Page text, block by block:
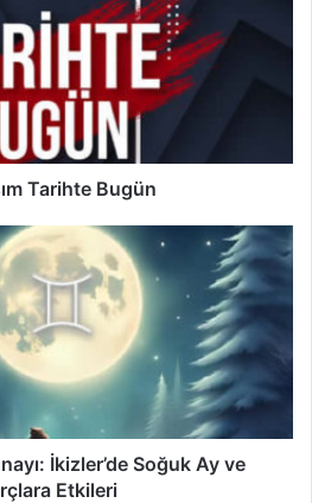
Tarihte Bugün
İkizler’de Soğuk Ay ve
Etkileri